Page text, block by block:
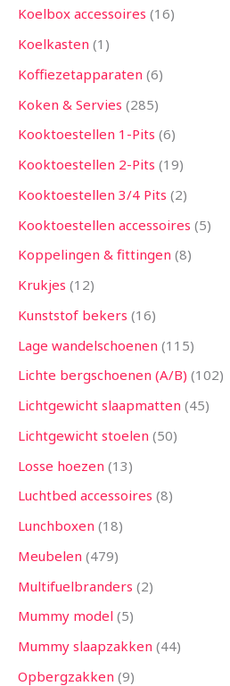
Koelbox accessoires 16
Koelkasten 1
Koffiezetapparaten 6
Koken & Servies 285
Kooktoestellen 1-Pits 6
Kooktoestellen 2-Pits 19
Kooktoestellen 3/4 Pits 2
Kooktoestellen accessoires 5
Koppelingen & fittingen 8
Krukjes 12
Kunststof bekers 16
Lage wandelschoenen 115
Lichte bergschoenen (A/B) 102
Lichtgewicht slaapmatten 45
Lichtgewicht stoelen 50
Losse hoezen 13
Luchtbed accessoires 8
Lunchboxen 18
Meubelen 479
Multifuelbranders 2
Mummy model 5
Mummy slaapzakken 44
Opbergzakken 9